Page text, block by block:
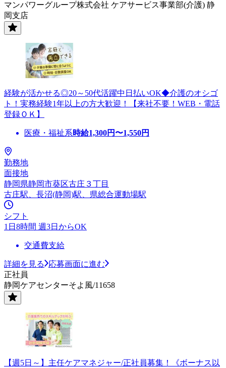
マンパワーグループ株式会社 ケアサービス事業部(介護) 静
岡支店
経験が活かせる◎20～50代活躍中日払いOK◆介護のオシゴ
ト！実務経験1年以上の方大歓迎！【来社不要！WEB・電話
登録ＯＫ】
医療・福祉系時給1,300円〜1,550円
勤務地
面接地
静岡県静岡市葵区古庄３丁目
古庄駅、長沼(静岡)駅、県総合運動場駅
シフト
1日8時間 週3日からOK
交通費支給
詳細を見る
応募画面に進む
正社員
静岡ケアセンターそよ風/11658
【週5日～】主任ケアマネジャー/正社員募集！《ボーナス以